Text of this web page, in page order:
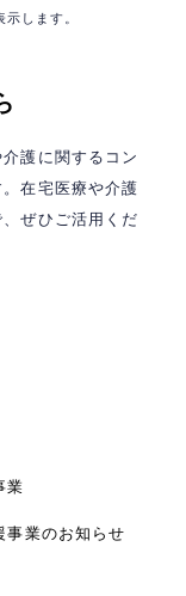
します。
護に関するコン
在宅医療や介護
ぜひご活用くだ
業
事業のお知らせ